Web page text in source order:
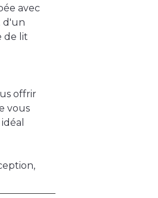
avec
d'un
de lit
offrir
vous